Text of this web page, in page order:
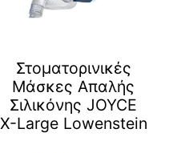
Στοματορινικές
Μάσκες Απαλής
Σιλικόνης JOYCE
X-Large Lowenstein